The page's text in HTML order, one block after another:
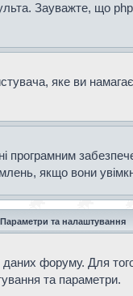
Зауважте, що
яке ви
якщо вони
Параметри та налаштування
форуму. Для
та параметри.